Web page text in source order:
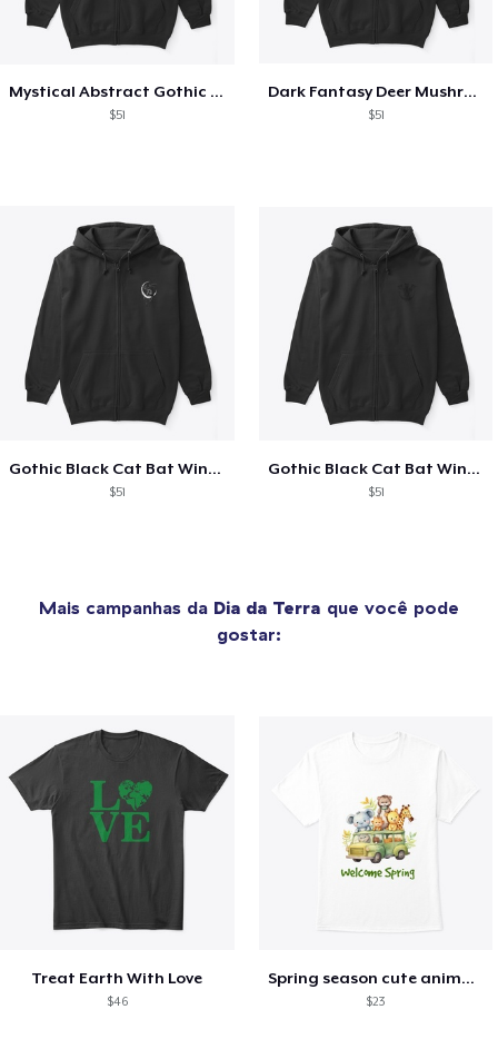
Mystical Abstract Gothic Floral Dark
$51
Dark Fantasy Deer Mushrooms Flowers
$51
Gothic Black Cat Bat Wings Crescent
$51
Gothic Black Cat Bat Wings Crescent
$51
Mais campanhas da Dia da Terra que você pode
gostar:
Treat Earth With Love
$46
Spring season cute animal kids tshirt
$23